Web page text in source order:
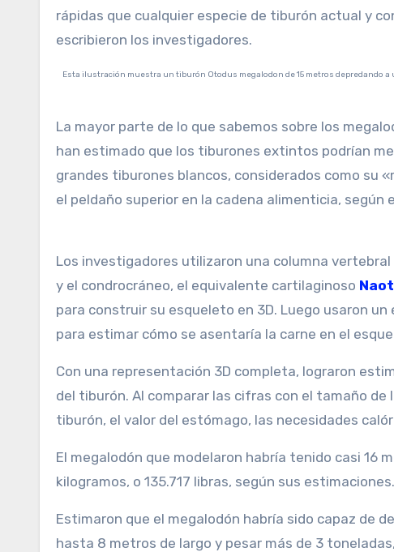
rápidas que cualquier especie de tiburón actual y
escribieron los investigadores.
Esta ilustración muestra un tiburón Otodus megalodon de 15 metros depredando a una ballena Balaenoptera de 8 metross en la época del Plioceno, hace entre 5,4 y 2,4 millones de
La mayor parte de lo que sabemos sobre los
han estimado que los tiburones extintos podrían
grandes tiburones blancos, considerados como su
el peldaño superior en la cadena alimenticia, según
Los investigadores utilizaron una columna
y el condrocráneo, el equivalente cartilaginoso
para construir su esqueleto en 3D. Luego usaron
para estimar cómo se asentaría la carne en el
Con una representación 3D completa, lograron
del tiburón. Al comparar las cifras con el tamaño
tiburón, el valor del estómago, las necesidades
El megalodón que modelaron habría tenido casi 16
kilogramos, o 135.717 libras, según sus estimaciones.
Estimaron que el megalodón habría sido capaz de
hasta 8 metros de largo y pesar más de 3